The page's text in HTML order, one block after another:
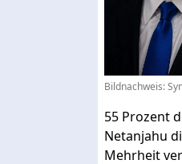
Bildnachweis:
55 Prozent
Netanjahu
Mehrheit